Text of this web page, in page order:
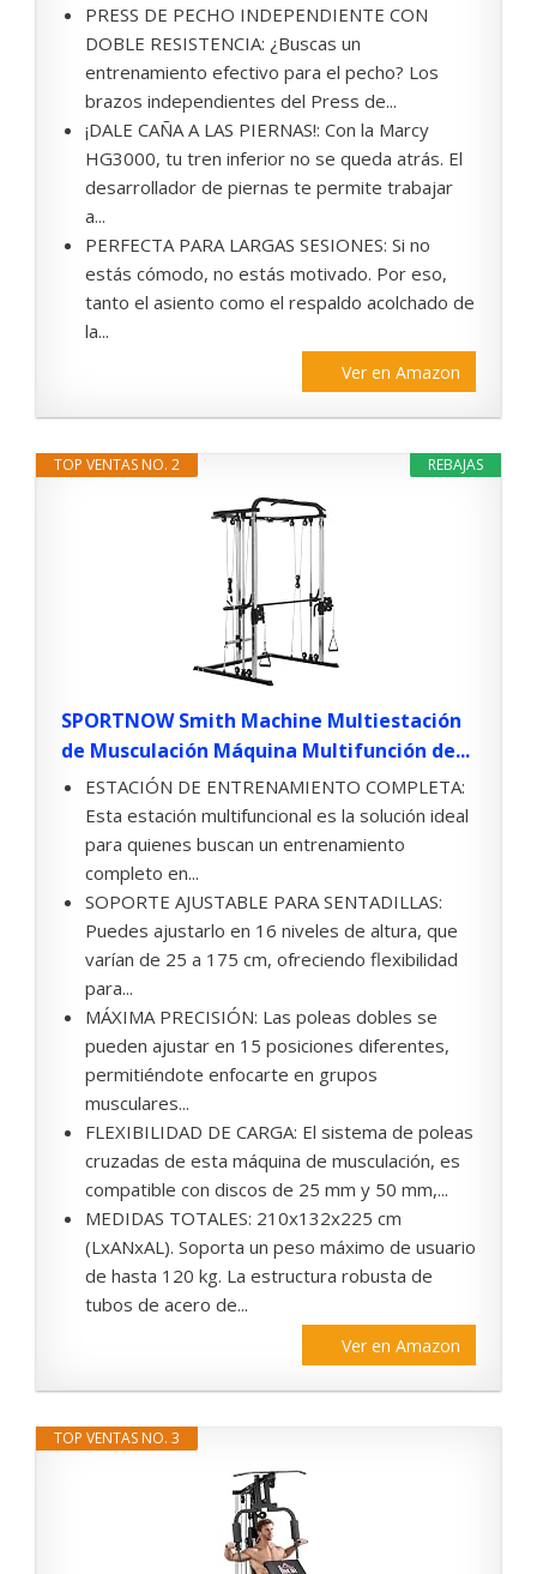
PRESS DE PECHO INDEPENDIENTE CON
DOBLE RESISTENCIA: ¿Buscas un
entrenamiento efectivo para el pecho? Los
brazos independientes del Press de...
¡DALE CAÑA A LAS PIERNAS!: Con la Marcy
HG3000, tu tren inferior no se queda atrás. El
desarrollador de piernas te permite trabajar
a...
PERFECTA PARA LARGAS SESIONES: Si no
estás cómodo, no estás motivado. Por eso,
tanto el asiento como el respaldo acolchado de
la...
Ver en Amazon
REBAJAS
TOP VENTAS NO. 2
SPORTNOW Smith Machine Multiestación
de Musculación Máquina Multifunción de...
ESTACIÓN DE ENTRENAMIENTO COMPLETA:
Esta estación multifuncional es la solución ideal
para quienes buscan un entrenamiento
completo en...
SOPORTE AJUSTABLE PARA SENTADILLAS:
Puedes ajustarlo en 16 niveles de altura, que
varían de 25 a 175 cm, ofreciendo flexibilidad
para...
MÁXIMA PRECISIÓN: Las poleas dobles se
pueden ajustar en 15 posiciones diferentes,
permitiéndote enfocarte en grupos
musculares...
FLEXIBILIDAD DE CARGA: El sistema de poleas
cruzadas de esta máquina de musculación, es
compatible con discos de 25 mm y 50 mm,...
MEDIDAS TOTALES: 210x132x225 cm
(LxANxAL). Soporta un peso máximo de usuario
de hasta 120 kg. La estructura robusta de
tubos de acero de...
Ver en Amazon
TOP VENTAS NO. 3